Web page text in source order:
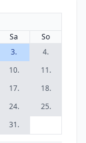
Sa
So
3.
4.
10.
11.
17.
18.
24.
25.
31.